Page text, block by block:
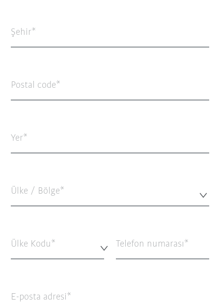
Şehir
Postal code
Yer
Ülke / Bölge*
Ülke Kodu* Telefon numarası
E-posta adresi